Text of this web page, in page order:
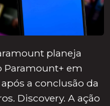
planeja
Paramount+ em
a conclusão da
Discovery. A ação